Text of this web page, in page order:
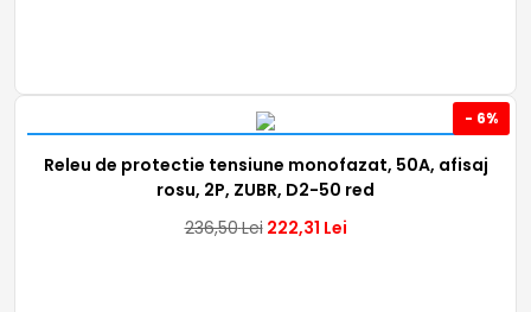
- 6%
Releu de protectie tensiune monofazat, 50A, afisaj
rosu, 2P, ZUBR, D2-50 red
236,50Lei 222,31 Lei